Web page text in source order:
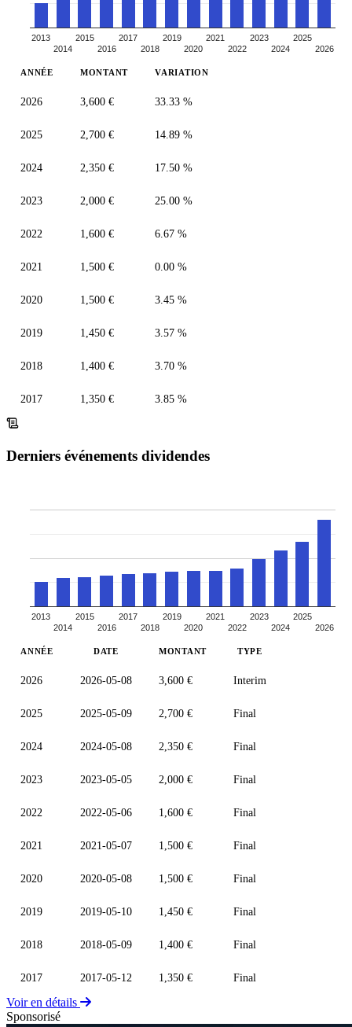
2013
2014
2015
2016
2017
2018
2019
2020
2021
2022
2023
2024
2025
2026
ANNÉE MONTANT VARIATION
2026 3,600 € 33.33 %
2025 2,700 € 14.89 %
2024 2,350 € 17.50 %
2023 2,000 € 25.00 %
2022 1,600 € 6.67 %
2021 1,500 € 0.00 %
2020 1,500 € 3.45 %
2019 1,450 € 3.57 %
2018 1,400 € 3.70 %
2017 1,350 € 3.85 %
Derniers événements dividendes
2013
2014
2015
2016
2017
2018
2019
2020
2021
2022
2023
2024
2025
2026
ANNÉE DATE MONTANT TYPE
2026 2026-05-08 3,600 € Interim
2025 2025-05-09 2,700 € Final
2024 2024-05-08 2,350 € Final
2023 2023-05-05 2,000 € Final
2022 2022-05-06 1,600 € Final
2021 2021-05-07 1,500 € Final
2020 2020-05-08 1,500 € Final
2019 2019-05-10 1,450 € Final
2018 2018-05-09 1,400 € Final
2017 2017-05-12 1,350 € Final
Voir en détails
Sponsorisé